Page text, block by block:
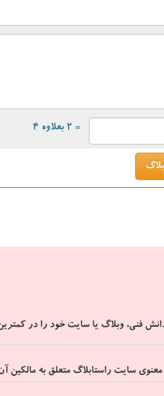
= ۲ بعلاوه ۴
دانش فنی، وبلاگ یا سایت خود را در